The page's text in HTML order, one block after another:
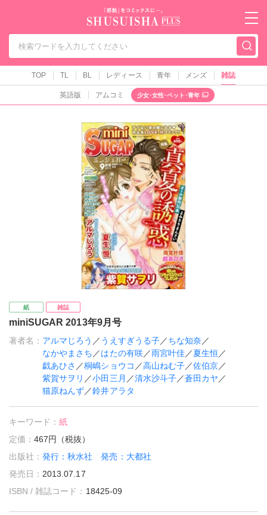
秋水社PLUS（テ
TOP TL BL レディース 青年 メンズ 雑誌
英語版 アムコミ 少女･女性･ペット･青年
紙 雑誌
miniSUGAR 2013年9月号
著者名： アルマじろう ／ うえすぎうる子／ちな知奈 ／
なかやまさち ／はたの有咲／雨宮叶佳／夏生恒 ／
戯あひさ ／桐嶋ショウコ ／高山ねむ子／佐伯京／
紫賀サヲリ ／小田三月 ／清水沙斗子／蒼田カヤ ／
猫原ねんず／鈴井アラタ
キーワード：紙
定価：467円（税抜）
出版社：発行：秋水社 発売：大都社
発売日： 2013.07.17
ISBN / 雑誌コード： 18425-09